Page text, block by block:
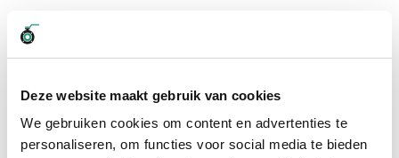
Deze website maakt gebruik van cookies
We gebruiken cookies om content en advertenties te
personaliseren, om functies voor social media te bieden
Levertijd wordt berekend...
15.000 producten uit voorraad
Hoge klantbeoordelingen: 9/10
Snelle levering